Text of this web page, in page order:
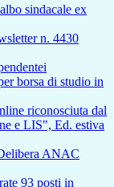
sindacale ex
n. 4430
borsa di studio in
riconosciuta dal
e LIS", Ed. estiva
ANAC
93 posti in